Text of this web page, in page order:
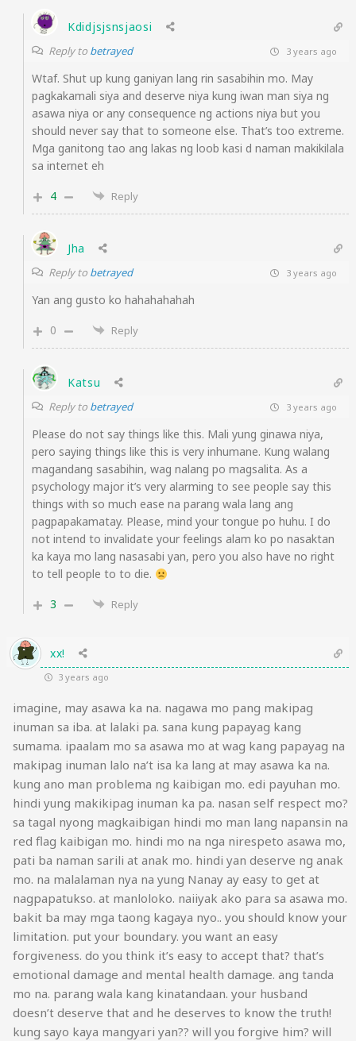
Kdidjsjsnsjaosi
Reply to betrayed 3 years ago
Wtaf. Shut up kung ganiyan lang rin sasabihin mo. May
pagkakamali siya and deserve niya kung iwan man siya ng
asawa niya or any consequence ng actions niya but you
should never say that to someone else. That’s too extreme.
Mga ganitong tao ang lakas ng loob kasi d naman makikilala
sa internet eh
4
Reply
Jha
Reply to betrayed 3 years ago
Yan ang gusto ko hahahahahah
0
Reply
Katsu
Reply to betrayed 3 years ago
Please do not say things like this. Mali yung ginawa niya,
pero saying things like this is very inhumane. Kung walang
magandang sasabihin, wag nalang po magsalita. As a
psychology major it’s very alarming to see people say this
things with so much ease na parang wala lang ang
pagpapakamatay. Please, mind your tongue po huhu. I do
not intend to invalidate your feelings alam ko po nasaktan
ka kaya mo lang nasasabi yan, pero you also have no right
to tell people to to die.
3
Reply
xx!
3 years ago
imagine, may asawa ka na. nagawa mo pang makipag
inuman sa iba. at lalaki pa. sana kung papayag kang
sumama. ipaalam mo sa asawa mo at wag kang papayag na
makipag inuman lalo na’t isa ka lang at may asawa ka na.
kung ano man problema ng kaibigan mo. edi payuhan mo.
hindi yung makikipag inuman ka pa. nasan self respect mo?
sa tagal nyong magkaibigan hindi mo man lang napansin na
red flag kaibigan mo. hindi mo na nga nirespeto asawa mo,
pati ba naman sarili at anak mo. hindi yan deserve ng anak
mo. na malalaman nya na yung Nanay ay easy to get at
nagpapatukso. at manloloko. naiiyak ako para sa asawa mo.
bakit ba may mga taong kagaya nyo.. you should know your
limitation. put your boundary. you want an easy
forgiveness. do you think it’s easy to accept that? that’s
emotional damage and mental health damage. ang tanda
mo na. parang wala kang kinatandaan. your husband
doesn’t deserve that and he deserves to know the truth!
kung sayo kaya mangyari yan?? will you forgive him? will